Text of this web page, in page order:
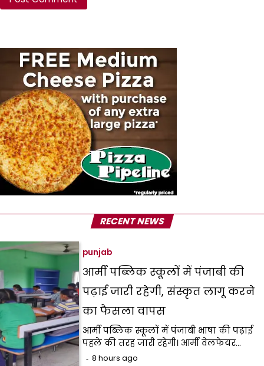
RECENT NEWS
punjab
आर्मी पब्लिक स्कूलों में पंजाबी की
पढ़ाई जारी रहेगी, संस्कृत लागू करने
का फैसला वापस
आर्मी पब्लिक स्कूलों में पंजाबी भाषा की पढ़ाई
पहले की तरह जारी रहेगी। आर्मी वेलफेयर…
8 hours ago